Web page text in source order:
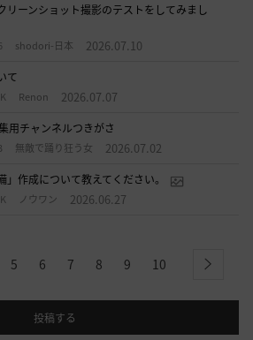
リーンショット撮影のテストをしてみまし
shodori-日本 2026.07.10
て
Renon 2026.07.07
用チャンネルつきがさ
無敵で踊り狂う女 2026.07.02
」作成について教えてください。
ノウワン 2026.06.27
5 6 7 8 9 10 next
投稿する